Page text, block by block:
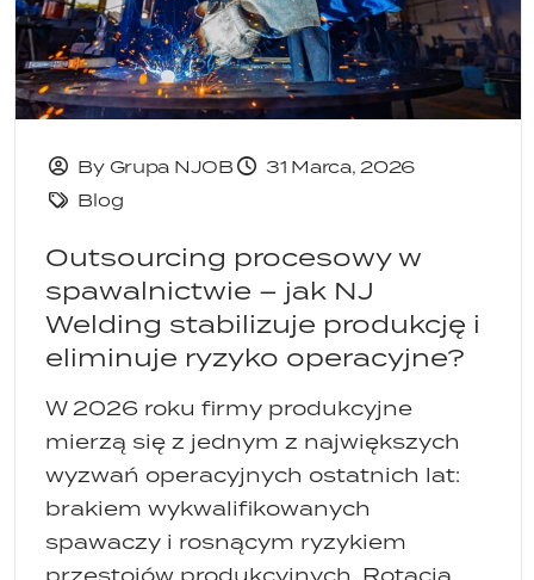
By Grupa NJOB
31 Marca, 2026
Blog
Outsourcing procesowy w
spawalnictwie – jak NJ
Welding stabilizuje produkcję i
eliminuje ryzyko operacyjne?
W 2026 roku firmy produkcyjne
mierzą się z jednym z największych
wyzwań operacyjnych ostatnich lat:
brakiem wykwalifikowanych
spawaczy i rosnącym ryzykiem